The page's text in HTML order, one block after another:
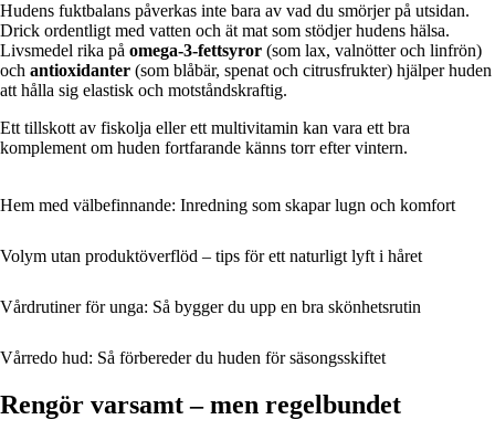
Hudens fuktbalans påverkas inte bara av vad du smörjer på utsidan.
Drick ordentligt med vatten och ät mat som stödjer hudens hälsa.
Livsmedel rika på omega-3-fettsyror (som lax, valnötter och linfrön)
och antioxidanter (som blåbär, spenat och citrusfrukter) hjälper huden
att hålla sig elastisk och motståndskraftig.
Ett tillskott av fiskolja eller ett multivitamin kan vara ett bra
komplement om huden fortfarande känns torr efter vintern.
Hem med välbefinnande: Inredning som skapar lugn och komfort
Volym utan produktöverflöd – tips för ett naturligt lyft i håret
Vårdrutiner för unga: Så bygger du upp en bra skönhetsrutin
Vårredo hud: Så förbereder du huden för säsongsskiftet
Rengör varsamt – men regelbundet